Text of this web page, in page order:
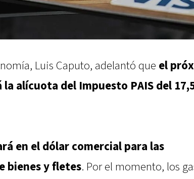
Luis Caputo, adelantó que el
la alícuota del Impuesto PAIS del
en el dólar comercial para las
bienes y fletes. Por el momento, los